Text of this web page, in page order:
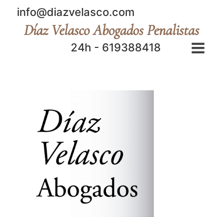
info@diazvelasco.com
Díaz Velasco Abogados Penalistas
24h - 619388418